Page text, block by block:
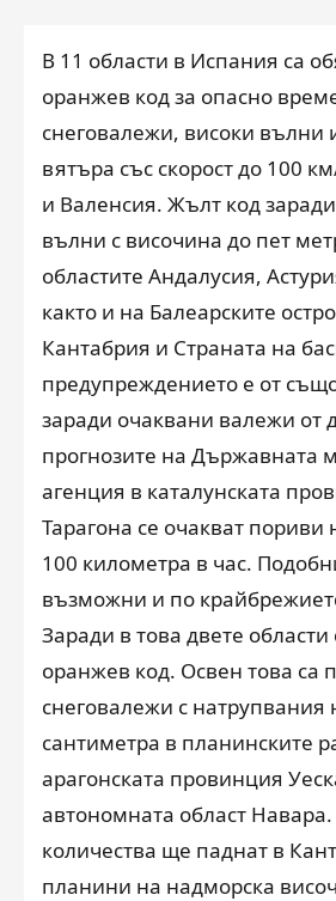
В 11 области в Испания са
оранжев код за опасно
снеговалежи, високи вълни
вятъра със скорост до 100
и Валенсия. Жълт код
вълни с височина до пет
областите Андалусия,
както и на Балеарските
Кантабрия и Страната на
предупреждението е от
заради очаквани валежи от
прогнозите на Държавната
агенция в каталунската
Тарагона се очакват пориви
100 километра в час.
възможни и по
Заради в това двете
оранжев код. Освен това са
снеговалежи с натрупвания
сантиметра в планинските
арагонската провинция
автономната област
количества ще паднат в
планини на надморска